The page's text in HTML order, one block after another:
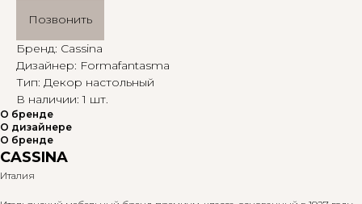
Позвонить
Бренд: Cassina
Дизайнер: Formafantasma
Тип: Декор настольный
В наличии: 1 шт.
О бренде
О дизайнере
О бренде
CASSINA
Италия